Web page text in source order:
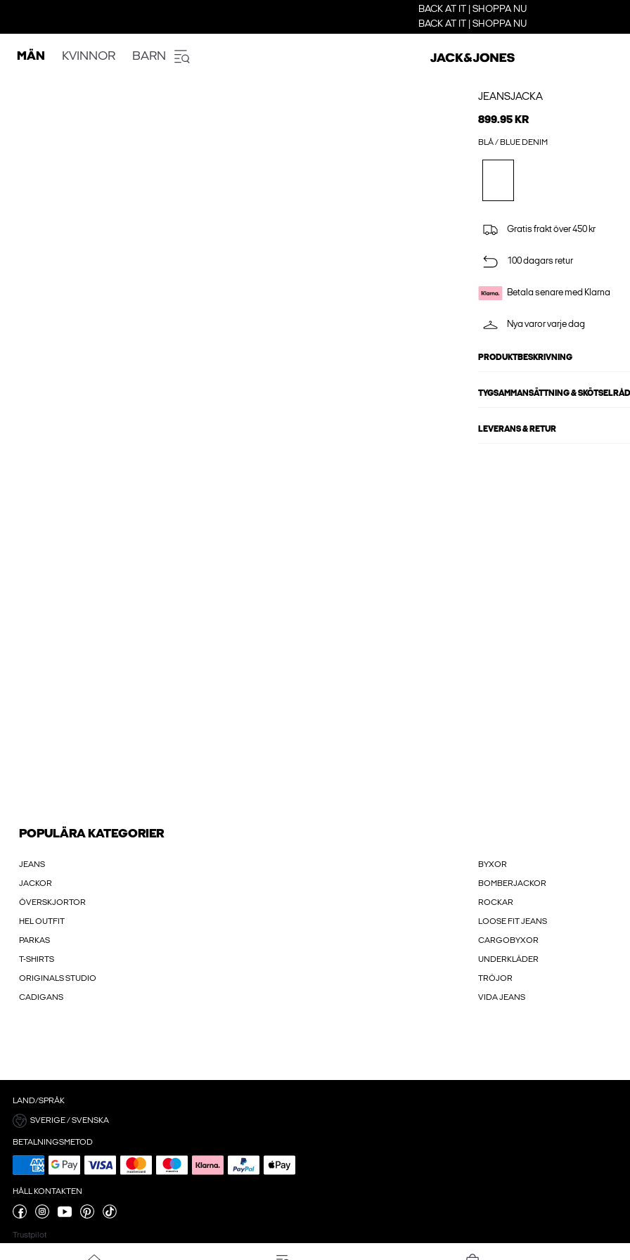
BACK AT IT | SHOPPA NU
BACK AT IT | SHOPPA NU
MÄN KVINNOR BARN
JEANSJACKA
899.95 KR
BLÅ / BLUE DENIM
Gratis frakt över 450 kr
100 dagars retur
Betala senare med Klarna
Nya varor varje dag
PRODUKTBESKRIVNING
TYGSAMMANSÄTTNING & SKÖTSELRÅD
LEVERANS & RETUR
POPULÄRA KATEGORIER
JEANS BYXOR
JACKOR BOMBERJACKOR
ÖVERSKJORTOR ROCKAR
HEL OUTFIT LOOSE FIT JEANS
PARKAS CARGOBYXOR
T-SHIRTS UNDERKLÄDER
ORIGINALS STUDIO TRÖJOR
CADIGANS VIDA JEANS
LAND/SPRÅK
SVERIGE / SVENSKA
BETALNINGSMETOD
HÅLL KONTAKTEN
Trustpilot